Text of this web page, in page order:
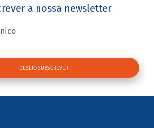
a nossa newsletter